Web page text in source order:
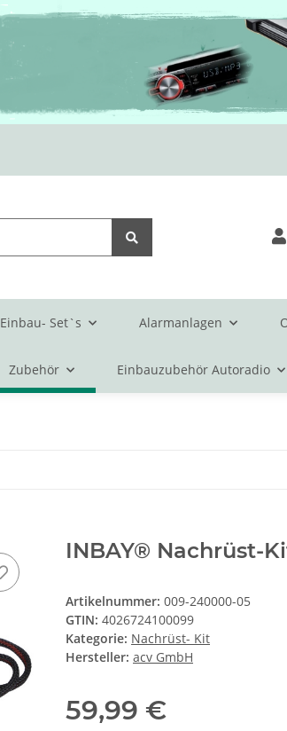
Einbau- Set`s Alarmanlagen
Zubehör Einbauzubehör Autoradio
INBAY® Nachrüst-
Artikelnummer: 009-240000-05
GTIN: 4026724100099
Kategorie: Nachrüst- Kit
Hersteller: acv GmbH
59,99 €